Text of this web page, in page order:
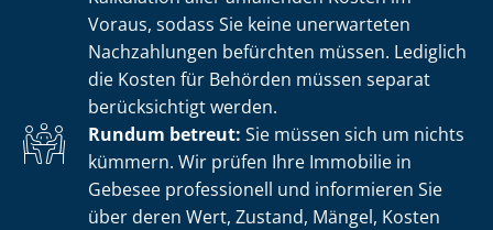
Voraus, sodass Sie keine unerwarteten
Nachzahlungen befürchten müssen. Lediglich
die Kosten für Behörden müssen separat
berücksichtigt werden.
Rundum betreut: Sie müssen sich um nichts
kümmern. Wir prüfen Ihre Immobilie in
Gebesee professionell und informieren Sie
über deren Wert, Zustand, Mängel, Kosten